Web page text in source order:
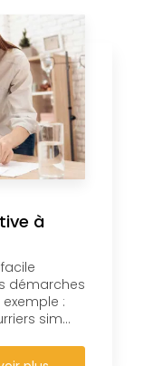
à
démarches
:
sim...